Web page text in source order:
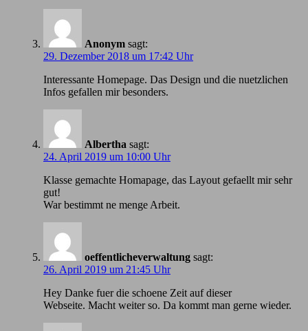
Anonym sagt:
29. Dezember 2018 um 17:42 Uhr
Іnteressante Homepage. Das Design und die nuetzlichen
Infos gefallen mir besonders.
Albertha sagt:
24. April 2019 um 10:00 Uhr
Klasse gemachte Homapage, das Layout gefaellt mir sehr
gut!
War bestimmt ne menge Arbeit.
oeffentlicheverwaltung sagt:
26. April 2019 um 21:45 Uhr
Hey Danke fuer die schoene Zeit auf dieser
Webseite. Macht weiter so. Da kommt man gerne wieder.